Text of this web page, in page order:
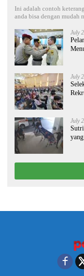
Ini adalah contoh
anda bisa dengan mudah
July
July
July